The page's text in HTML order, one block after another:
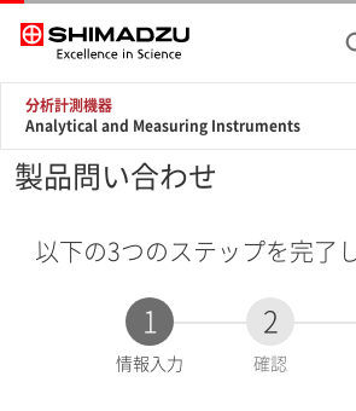
分析計測機器
Analytical and Measuring Instruments
製品問い合わせ
以下の3つのステップを完了
1
現
情報入力
2
確認